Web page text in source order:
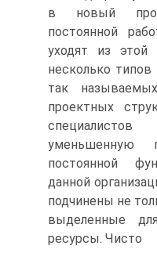
в новый
постоянной
уходят из этой
несколько типов
так
проектных
уменьшенную
постоянной
данной
подчинены не
выделенные
ресурсы. Чисто